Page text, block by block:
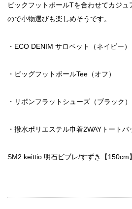
ビックフットボールTを合わせてカジ
ので小物選びも楽しめそうです。
・ECO DENIM サロペット（ネイビー）
・ビッグフットボールTee（オフ）
・リボンフラットシューズ（ブラック）
・撥水ポリエステル巾着2WAYトートバ
SM2 keittio 明石ビブレ/すずき【150cm】